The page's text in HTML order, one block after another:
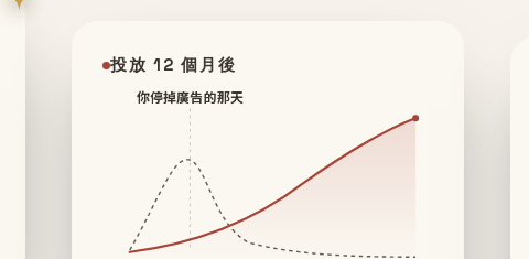
投放 12 個月後
你停掉廣告的那天